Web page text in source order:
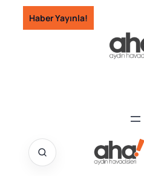
İçeriğe
geç
Haber Yayınla!